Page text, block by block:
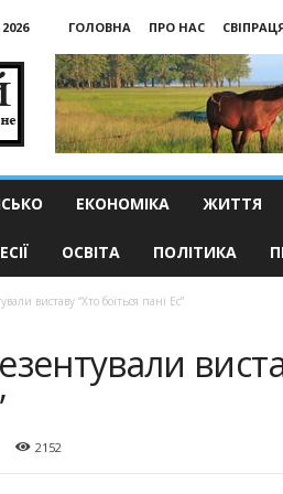
ГОЛОВНА ПРО НАС
ЕКОНОМІКА ЖИТТЯ
ОСВІТА ПОЛІТИКА
виставу “Хто боїться пані Ес”
2152